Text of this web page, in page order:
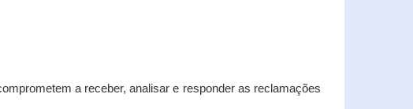
a receber, analisar e responder as reclamações